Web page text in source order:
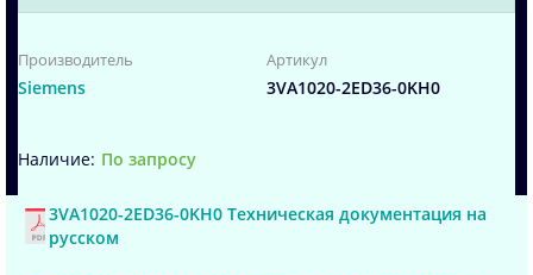
Производитель
Siemens
Артикул
3VA1020-2ED36-0KH0
По запросу
3VA1020-2ED36-0KH0 Техническая документация на
русском